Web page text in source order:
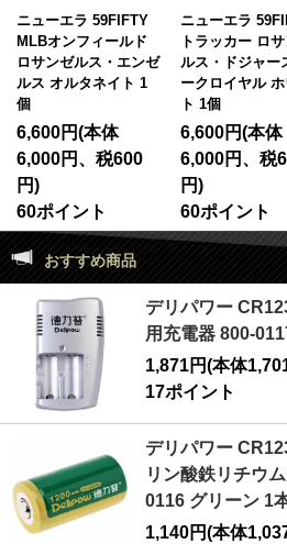
ニューエラ 59FIFTY
MLBオンフィールド
ロサンゼルス・エンゼ
ルス オルタネイト 1
個
6,600円(本体
6,000円、税600
円)
60ポイント
ニューエラ
トラッカー ロ
ルス・ドジャー
ークロイヤル ホ
ト 1個
6,600円(本体
6,000円、税
円)
60ポイント
おすすめ商品
デリパワー
用充電器 800-
1,871円(本体
17ポイント
デリパワー
リン酸鉄リチウ
0116 グリーン 1
1,140円(本体